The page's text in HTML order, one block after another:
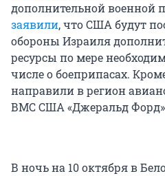
дополнительной военной
заявили, что США будут
обороны Израиля
ресурсы по мере
числе о боеприпасах.
направили в регион
ВМС США «Джеральд
В ночь на 10 октября в